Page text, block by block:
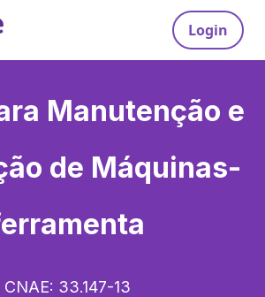
Login
Manutenção e
de Máquinas-
CNAE: 33.147-13